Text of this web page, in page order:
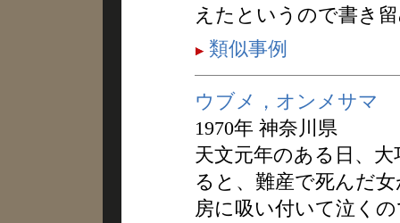
えたというので書き
類似事例
ウブメ，オンメサマ
1970年 神奈川県
天文元年のある日、
ると、難産で死んだ
房に吸い付いて泣く